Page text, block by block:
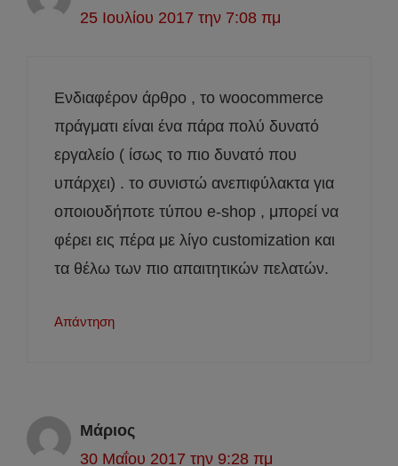
25 Ιουλίου 2017 την 7:08 πμ
Ενδιαφέρον άρθρο , το woocommerce
πράγματι είναι ένα πάρα πολύ δυνατό
εργαλείο ( ίσως το πιο δυνατό που
υπάρχει) . το συνιστώ ανεπιφύλακτα για
οποιουδήποτε τύπου e-shop , μπορεί να
φέρει εις πέρα με λίγο customization και
τα θέλω των πιο απαιτητικών πελατών.
Απάντηση
Μάριος
30 Μαΐου 2017 την 9:28 πμ